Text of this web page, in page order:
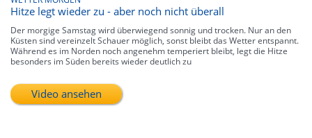
Hitze legt wieder zu - aber noch nicht überall
Der morgige Samstag wird überwiegend sonnig und trocken. Nur an den
Küsten sind vereinzelt Schauer möglich, sonst bleibt das Wetter entspannt.
Während es im Norden noch angenehm temperiert bleibt, legt die Hitze
besonders im Süden bereits wieder deutlich zu
Video ansehen